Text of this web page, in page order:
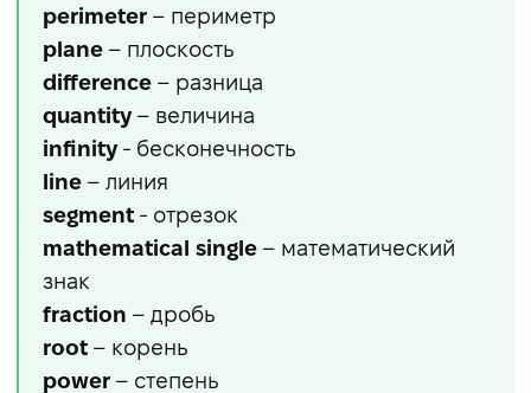
perimeter – периметр
plane – плоскость
difference – разница
quantity– величина
infinity- бесконечность
line – линия
segment - отрезок
mathematical single – математический
знак
fraction – дробь
root – корень
power – степень